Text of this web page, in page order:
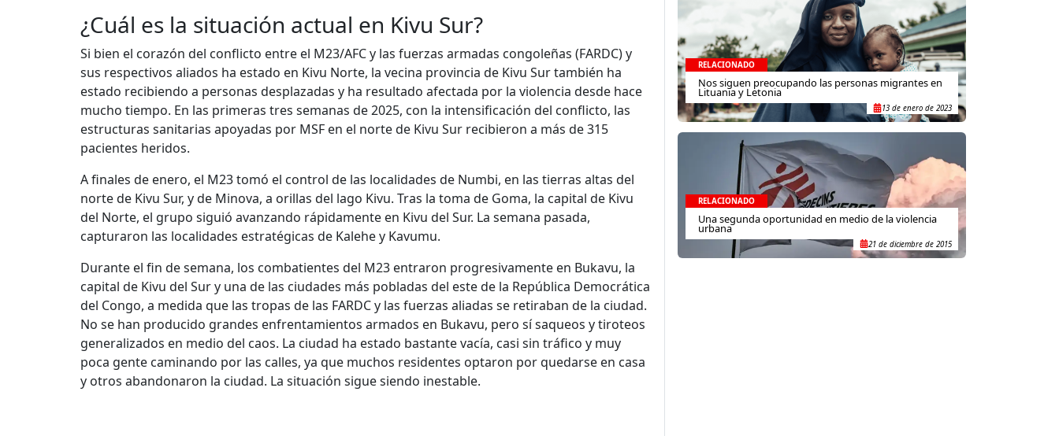
¿Cuál es la situación actual en Kivu Sur?
Si bien el corazón del conflicto entre el M23/AFC y las fuerzas armadas congoleñas (FARDC) y
sus respectivos aliados ha estado en Kivu Norte, la vecina provincia de Kivu Sur también ha
estado recibiendo a personas desplazadas y ha resultado afectada por la violencia desde hace
mucho tiempo. En las primeras tres semanas de 2025, con la intensificación del conflicto, las
estructuras sanitarias apoyadas por MSF en el norte de Kivu Sur recibieron a más de 315
pacientes heridos.
A finales de enero, el M23 tomó el control de las localidades de Numbi, en las tierras altas del
norte de Kivu Sur, y de Minova, a orillas del lago Kivu. Tras la toma de Goma, la capital de Kivu
del Norte, el grupo siguió avanzando rápidamente en Kivu del Sur. La semana pasada,
capturaron las localidades estratégicas de Kalehe y Kavumu.
Durante el fin de semana, los combatientes del M23 entraron progresivamente en Bukavu, la
capital de Kivu del Sur y una de las ciudades más pobladas del este de la República Democrática
del Congo, a medida que las tropas de las FARDC y las fuerzas aliadas se retiraban de la ciudad.
No se han producido grandes enfrentamientos armados en Bukavu, pero sí saqueos y tiroteos
generalizados en medio del caos. La ciudad ha estado bastante vacía, casi sin tráfico y muy
poca gente caminando por las calles, ya que muchos residentes optaron por quedarse en casa
y otros abandonaron la ciudad. La situación sigue siendo inestable.
RELACIONADO
Nos siguen preocupando las personas migrantes en
Lituania y Letonia
13 de enero de 2023
RELACIONADO
Una segunda oportunidad en medio de la violencia
urbana
21 de diciembre de 2015